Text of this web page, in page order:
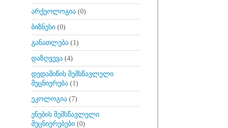
არქეოლოგია(0)
ბიზნესი(0)
განათლება(1)
დაზღვევა(4)
დედამიწის შემსწავლელი
მეცნიერება(1)
ეკოლოგია(7)
ენების შემსწავლელი
მეცნიერებები(0)